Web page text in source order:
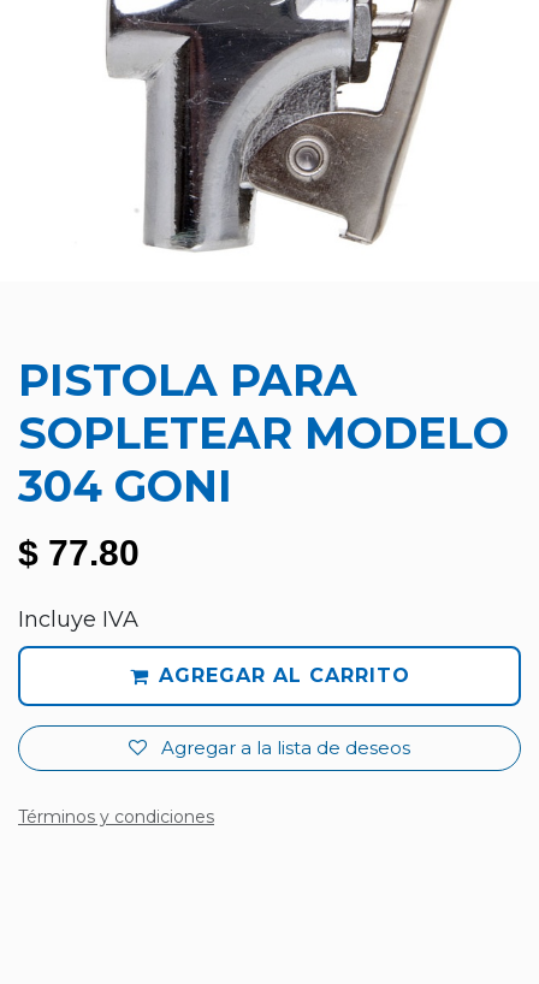
PISTOLA PARA
SOPLETEAR MODELO
304 GONI
$ 77.80
Incluye IVA
AGREGAR AL CARRITO
Agregar a la lista de deseos
Términos y condiciones